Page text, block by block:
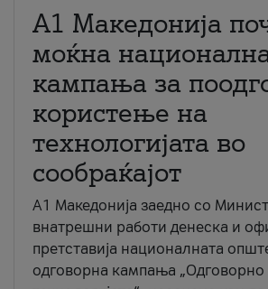
A1 Македонија
моќна
кампања за
користење на
технологијата во
сообраќајот
A1 Македонија заедно со
внатрешни работи денеска и
претставија националната
одговорна кампања „Одговорно